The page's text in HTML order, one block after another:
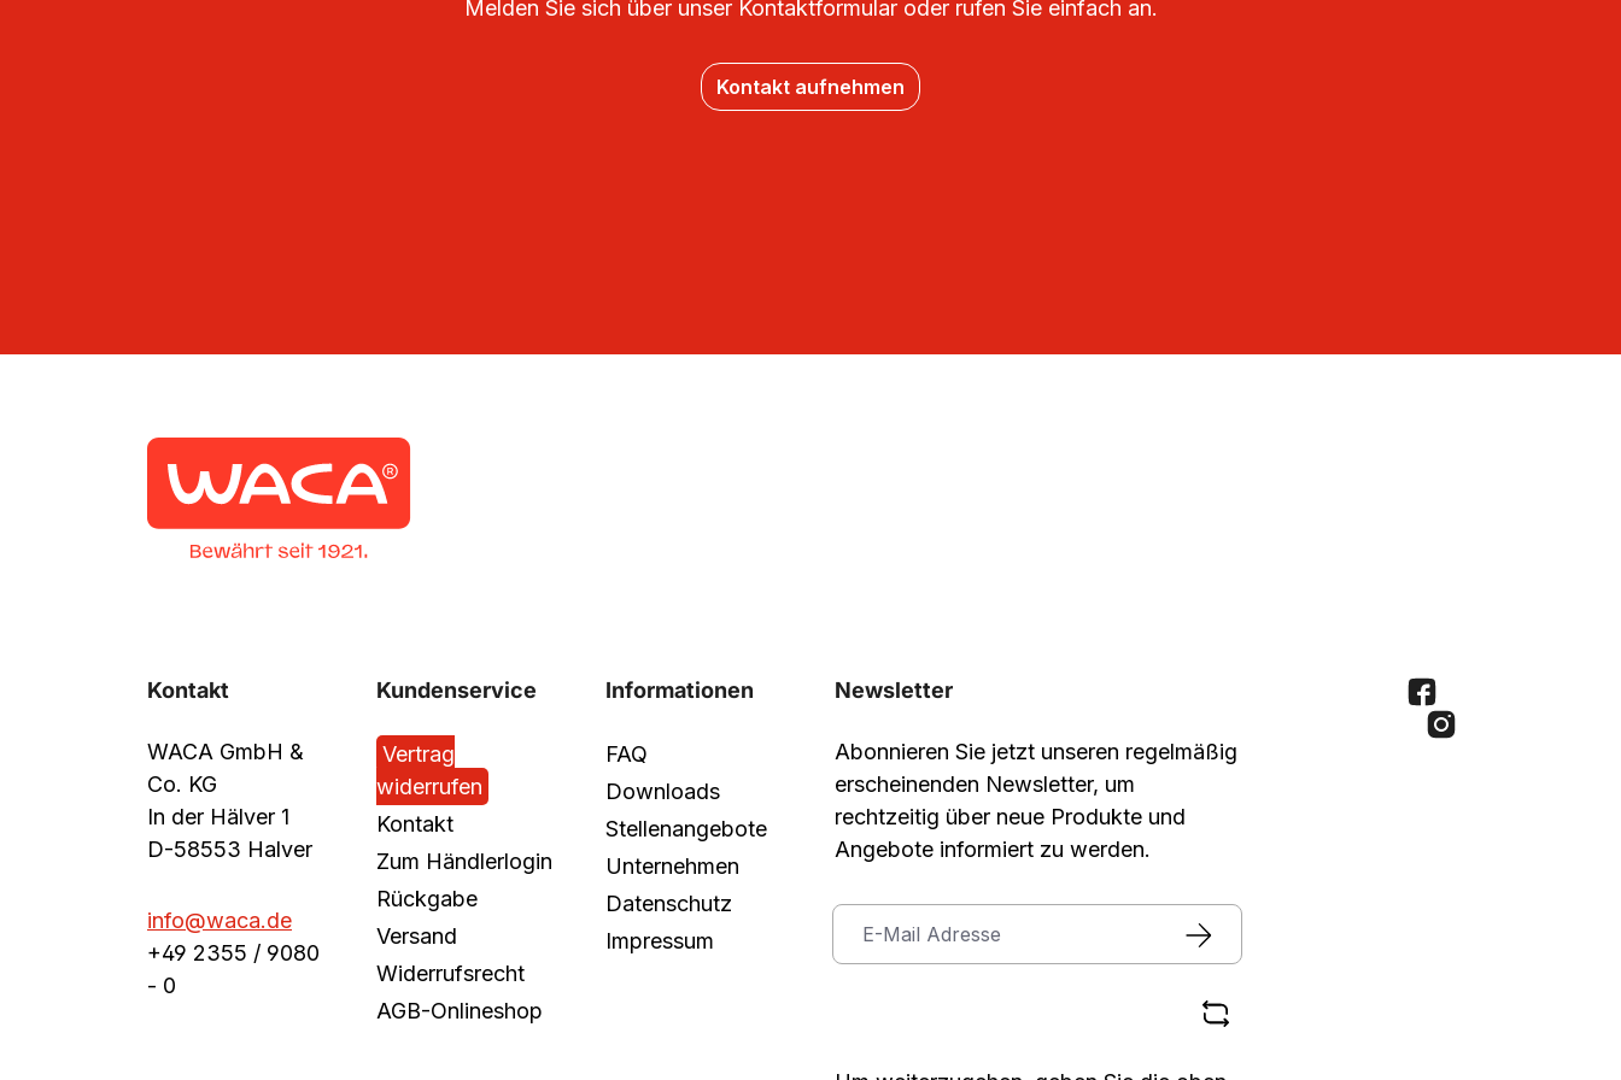
Melden Sie sich über unser Kontaktformular oder rufen Sie einfach an.
Kontakt aufnehmen
Kontakt
WACA GmbH &
Co. KG
In der Hälver 1
D-58553 Halver
info@waca.de
+49 2355 / 9080
- 0
Kundenservice
Vertrag
widerrufen
Kontakt
Zum Händlerlogin
Rückgabe
Versand
Widerrufsrecht
AGB-Onlineshop
Informationen
FAQ
Downloads
Stellenangebote
Unternehmen
Datenschutz
Impressum
Newsletter
Abonnieren Sie jetzt unseren regelmäßig
erscheinenden Newsletter, um
rechtzeitig über neue Produkte und
Angebote informiert zu werden.